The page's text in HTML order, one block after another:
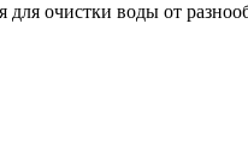
очистки воды от